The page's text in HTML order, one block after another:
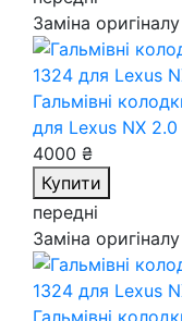
Заміна оригіналу
Гальмівні
для Lexus NX
4000 ₴
Купити
передні
Заміна оригіналу
Гальмівні